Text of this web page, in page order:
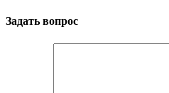
Задать вопрос